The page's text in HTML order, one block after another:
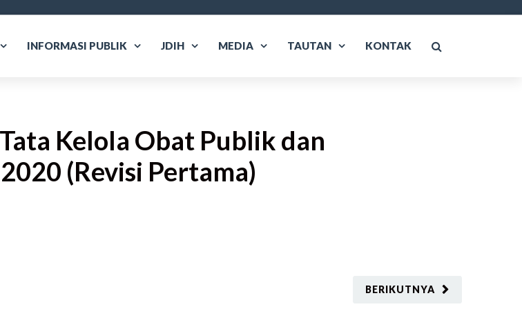
INFORMASI PUBLIK JDIH MEDIA TAUTAN KONTAK
Kelola Obat Publik dan
(Revisi Pertama)
BERIKUTNYA